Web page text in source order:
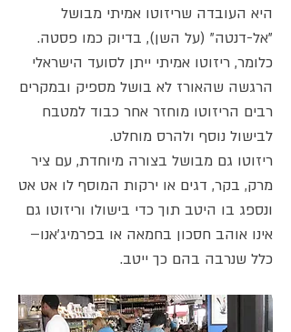
היא העובדה שריזוטו אמיתי מבושל
"אל-דנטה" (על השן), בדיוק כמו פסטה.
כלומר, ריזוטו אמיתי ייתן לסועד הישראלי
הרגשה שהאורז לא בושל מספיק ובמקרים
רבים הריזוטו מוחזר אחר כבוד למטבח
לבישול נוסף ולהרס מוחלט.
ריזוטו גם מבושל בצורה מיוחדת, עם ציר
מרק, בקר, דגים או ירקות המוסף לו אט אט
ונספג בו היטב תוך כדי בישולו וריזוטו גם
אינו אוהב חסכון בחמאה או בפרמיג'אנו–
כלל שנרבה בהם כך ייטב.